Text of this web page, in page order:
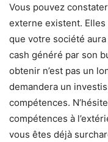
Vous pouvez
externe existent. Elles
que votre société
cash généré par son
obtenir n’est pas un
demandera un
compétences.
compétences à
vous êtes déjà